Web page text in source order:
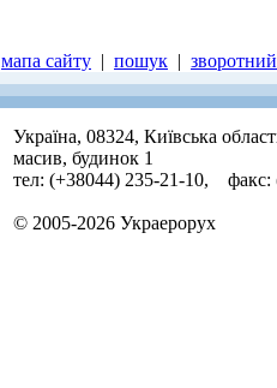
мапа сайту | пошук |
Україна, 08324, Київська
масив, будинок 1
тел: (+38044) 235-21-10, факс:
© 2005-2026 Украерорух